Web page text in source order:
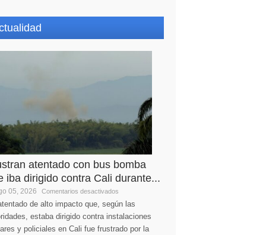
atentado con bus bomba
iba dirigido contra Cali durante...
05, 2026 Comentarios desactivados
de alto impacto que, según las
estaba dirigido contra instalaciones
y policiales en Cali fue frustrado por la